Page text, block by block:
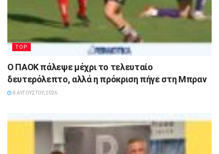
TOP
Ο ΠΑΟΚ πάλεψε μέχρι το τελευταίο
δευτερόλεπτο, αλλά η πρόκριση πήγε στη Μπραν
8 ΑΥΓΟΎΣΤΟΥ, 2026